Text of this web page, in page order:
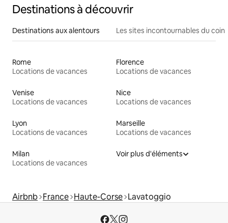
Destinations à découvrir
Destinations aux alentours Les sites incontournables du coin
Rome
Locations de vacances
Florence
Locations de vacances
Venise
Locations de vacances
Nice
Locations de vacances
Lyon
Locations de vacances
Marseille
Locations de vacances
Milan
Locations de vacances
Voir plus d'éléments
Airbnb France Haute-Corse Lavatoggio